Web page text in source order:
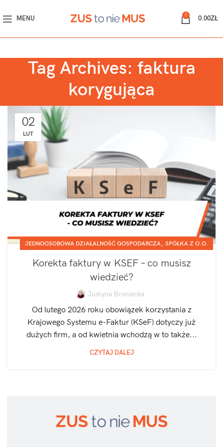
MENU 0 0.00ZŁ
Tag Archives: faktura
korygująca
02
LUT
JEDNOOSOBOWA DZIAŁALNOŚĆ GOSPODARCZA, SPÓŁKA Z O.O.
Korekta faktury w KSEF – co musisz
wiedzieć?
Justyna Broniecka
Od lutego 2026 roku obowiązek korzystania z
Krajowego Systemu e-Faktur (KSeF) dotyczy już
dużych firm, a od kwietnia wchodzą w to także...
CZYTAJ DALEJ